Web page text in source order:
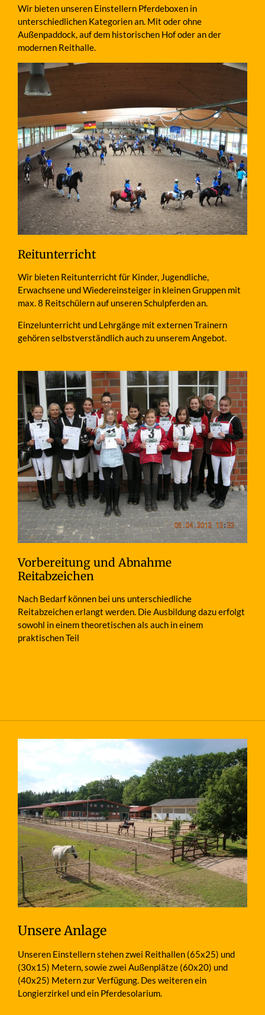
Wir bieten unseren Einstellern Pferdeboxen in
unterschiedlichen Kategorien an. Mit oder ohne
Außenpaddock, auf dem historischen Hof oder an der
modernen Reithalle.
Reitunterricht
Wir bieten Reitunterricht für Kinder, Jugendliche,
Erwachsene und Wiedereinsteiger in kleinen Gruppen mit
max. 8 Reitschülern auf unseren Schulpferden an.
Einzelunterricht und Lehrgänge mit externen Trainern
gehören selbstverständlich auch zu unserem Angebot.
Vorbereitung und Abnahme
Reitabzeichen
Nach Bedarf können bei uns unterschiedliche
Reitabzeichen erlangt werden. Die Ausbildung dazu erfolgt
sowohl in einem theoretischen als auch in einem
praktischen Teil
Unsere Anlage
Unseren Einstellern stehen zwei Reithallen (65x25) und
(30x15) Metern, sowie zwei Außenplätze (60x20) und
(40x25) Metern zur Verfügung. Des weiteren ein
Longierzirkel und ein Pferdesolarium.